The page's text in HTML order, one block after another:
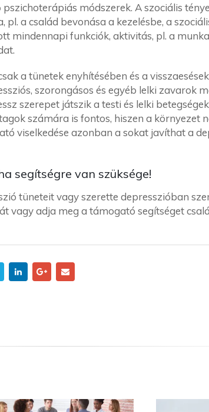
módszerek. A szociális
pl. a család bevonása a kezelésbe, a
mindennapi funkciók, aktivitás, pl. a
a tünetek enyhítésében és a
szorongásos és egyéb lelki zavarok
szerepet játszik a testi és lelki
számára is fontos, hiszen a környezet
viselkedése azonban a sokat javíthat a
segítségre van szüksége!
tüneteit vagy szerette depresszióban
vagy adja meg a támogató segítséget